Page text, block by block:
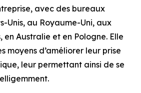
avec des bureaux
Unis, au Royaume-Uni, aux
en Australie et en Pologne. Elle
moyens d’améliorer leur prise
leur permettant ainsi de se